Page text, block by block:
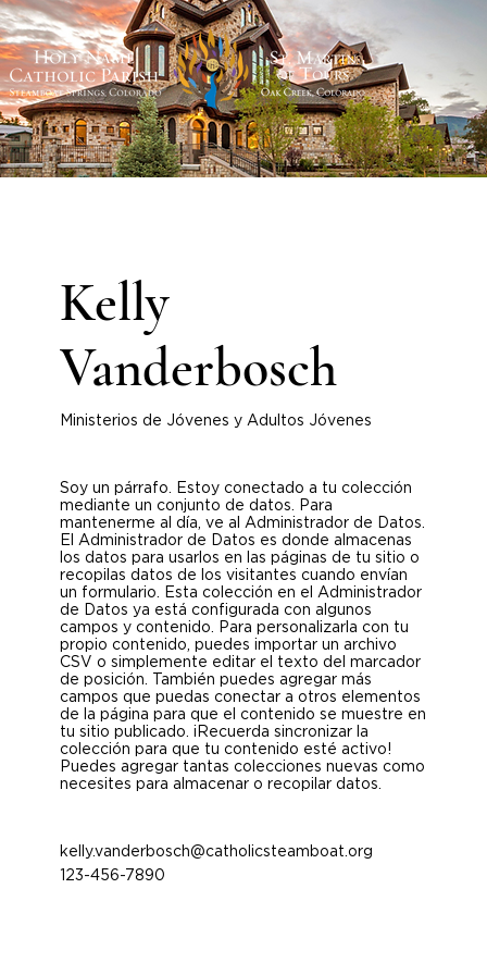
Kelly
Vanderbosch
Ministerios de Jóvenes y Adultos Jóvenes
Soy un párrafo. Estoy conectado a tu colección
mediante un conjunto de datos. Para
mantenerme al día, ve al Administrador de Datos.
El Administrador de Datos es donde almacenas
los datos para usarlos en las páginas de tu sitio o
recopilas datos de los visitantes cuando envían
un formulario. Esta colección en el Administrador
de Datos ya está configurada con algunos
campos y contenido. Para personalizarla con tu
propio contenido, puedes importar un archivo
CSV o simplemente editar el texto del marcador
de posición. También puedes agregar más
campos que puedas conectar a otros elementos
de la página para que el contenido se muestre en
tu sitio publicado. ¡Recuerda sincronizar la
colección para que tu contenido esté activo!
Puedes agregar tantas colecciones nuevas como
necesites para almacenar o recopilar datos.
kelly.vanderbosch@catholicsteamboat.org
123-456-7890